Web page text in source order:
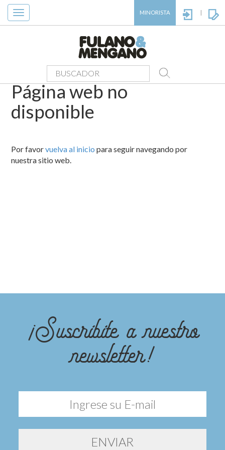
Toggle
navigation
MINORISTA
Página web no
disponible
Por favorvuelva al inicio para seguir navegando por
nuestra sitio web.
¡Suscribite a nuestro
newsletter!